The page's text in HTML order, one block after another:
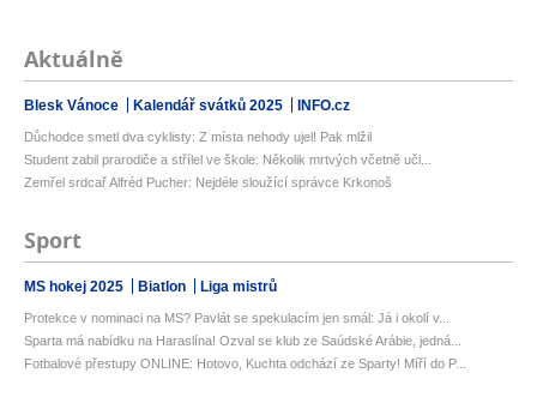
Aktuálně
Blesk Vánoce Kalendář svátků 2025 INFO.cz
Důchodce smetl dva cyklisty: Z místa nehody ujel! Pak mlžil
Student zabil prarodiče a střílel ve škole: Několik mrtvých včetně uči...
Zemřel srdcař Alfréd Pucher: Nejdéle sloužící správce Krkonoš
Sport
MS hokej 2025 Biatlon Liga mistrů
Protekce v nominaci na MS? Pavlát se spekulacím jen smál: Já i okolí v...
Sparta má nabídku na Haraslína! Ozval se klub ze Saúdské Arábie, jedná...
Fotbalové přestupy ONLINE: Hotovo, Kuchta odchází ze Sparty! Míří do P...